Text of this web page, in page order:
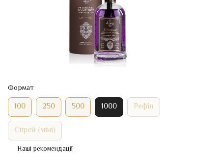
Формат
100 250 500 1000
Рефіл
Спрей (міні)
Наші рекомендації